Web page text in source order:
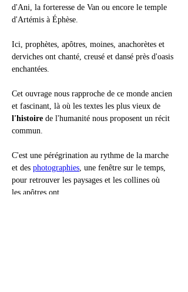
d'Ani, la forteresse de Van ou encore le temple
d'Artémis à Éphèse.
Ici, prophètes, apôtres, moines, anachorètes et
derviches ont chanté, creusé et dansé près d'oasis
enchantées.
Cet ouvrage nous rapproche de ce monde ancien
et fascinant, là où les textes les plus vieux de
l'histoire de l'humanité nous proposent un récit
commun.
C'est une pérégrination au rythme de la marche
et des photographies , une fenêtre sur le temps,
pour retrouver les paysages et les collines où
les apôtres ont